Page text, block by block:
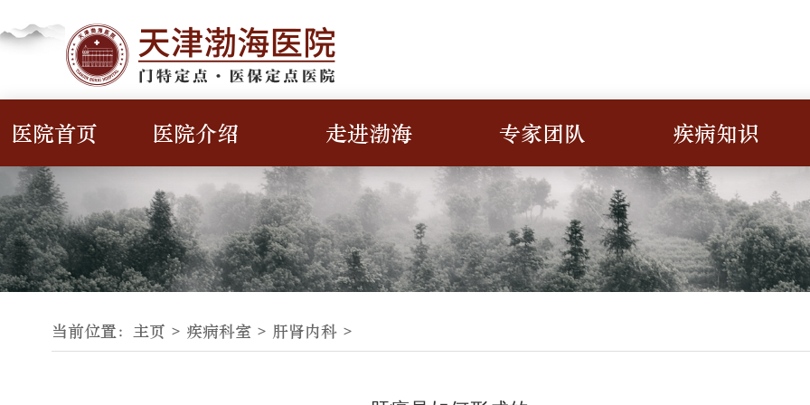
医院首页 医院介绍 走进渤海 专家团队 疾病知识
当前位置： 主页 > 疾病科室 > 肝肾内科 >